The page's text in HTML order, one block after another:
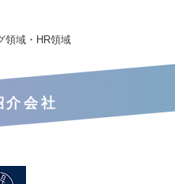
領域・HR領域
介会社